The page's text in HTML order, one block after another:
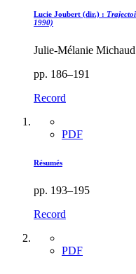
Lucie Joubert (dir.) :
1990)
Julie-Mélanie Michaud
pp. 186–191
Record
PDF
Résumés
pp. 193–195
Record
PDF